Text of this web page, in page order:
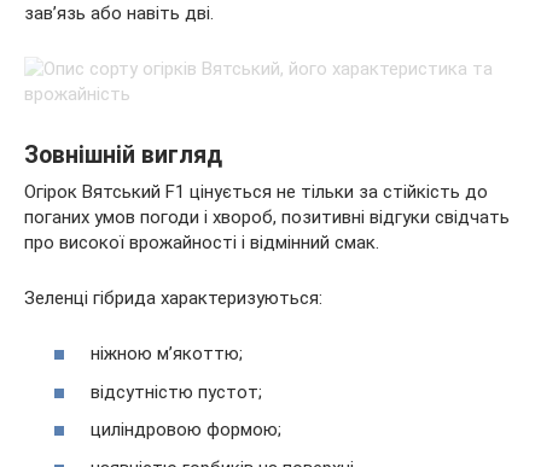
зав’язь або навіть дві.
Зовнішній вигляд
Огірок Вятський F1 цінується не тільки за стійкість до
поганих умов погоди і хвороб, позитивні відгуки свідчать
про високої врожайності і відмінний смак.
Зеленці гібрида характеризуються:
ніжною м’якоттю;
відсутністю пустот;
циліндровою формою;